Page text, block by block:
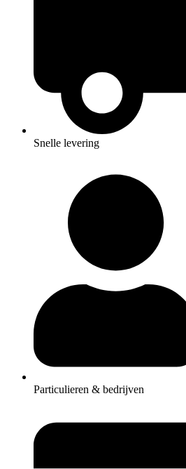
Snelle levering
Particulieren & bedrijven